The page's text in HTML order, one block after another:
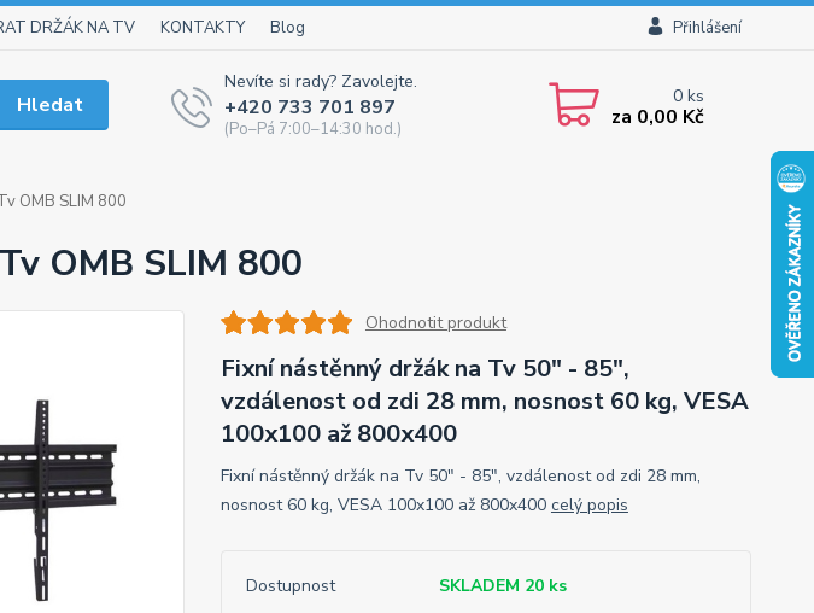
DRŽÁK NA TV KONTAKTY Blog Přihlášení
Hledat
Nevíte si rady? Zavolejte.
+420 733 701 897
(Po–Pá 7:00–14:30 hod.)
0ks
za 0,00 Kč
OMB SLIM 800
OMB SLIM 800
Ohodnotit produkt
Fixní nástěnný držák na Tv 50" - 85",
vzdálenost od zdi 28 mm, nosnost 60 kg, VESA
100x100 až 800x400
Fixní nástěnný držák na Tv 50" - 85", vzdálenost od zdi 28 mm,
nosnost 60 kg, VESA 100x100 až 800x400 celý popis
Dostupnost
SKLADEM 20 ks